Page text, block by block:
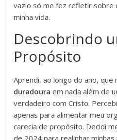
vazio só me fez refletir sobre
minha vida.
Descobrindo
Propósito
Aprendi, ao longo do ano, que
duradoura em nada além de
verdadeiro com Cristo.
apenas para alimentar meu
carecia de propósito. Decidi